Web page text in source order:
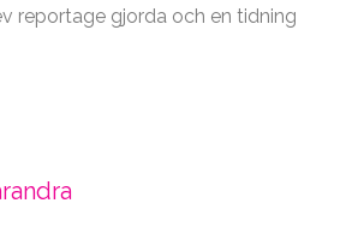
reportage gjorda och en tidning